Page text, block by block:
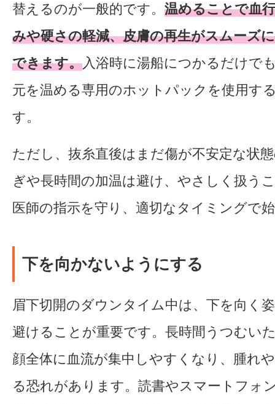
替えるのが一般的です。 温めることで血
みや硬さの軽減、皮膚の再生がスムーズ
できます。入浴時に湯船につかるだけで
元を温める専用のホットパックを使用す
す。
ただし、抜糸直後はまだ傷が不安定な状
ぎや長時間の加温は避け、やさしく扱う
医師の指示を守り、適切なタイミングで
下を向かないようにする
眉下切開のダウンタイム中は、下を向く
避けることが重要です。長時間うつむい
顔全体に血流が集中しやすくなり、腫れ
る恐れがあります。読書やスマートフォ